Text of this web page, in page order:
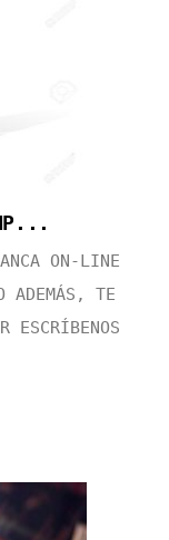
ON-LINE
ADEMÁS, TE
ESCRÍBENOS